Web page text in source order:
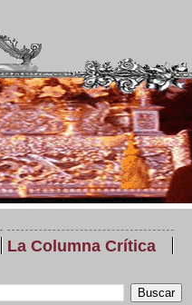
La Columna Crítica